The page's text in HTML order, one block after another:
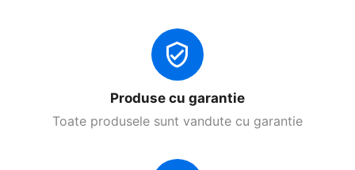
Produse cu garantie
Toate produsele sunt vandute cu garantie